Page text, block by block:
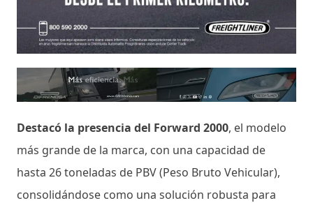
Destacó la presencia del Forward 2000, el modelo
más grande de la marca, con una capacidad de
hasta 26 toneladas de PBV (Peso Bruto Vehicular),
consolidándose como una solución robusta para